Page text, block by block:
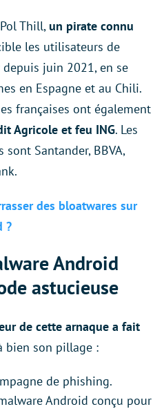
Thill, un pirate connu
les utilisateurs de
juin 2021, en se
en Espagne et au Chili.
françaises ont également
Agricole et feu ING. Les
Santander, BBVA,
des bloatwares sur
?
Android
astucieuse
de cette arnaque a fait
bien son pillage :
de phishing.
Android conçu pour